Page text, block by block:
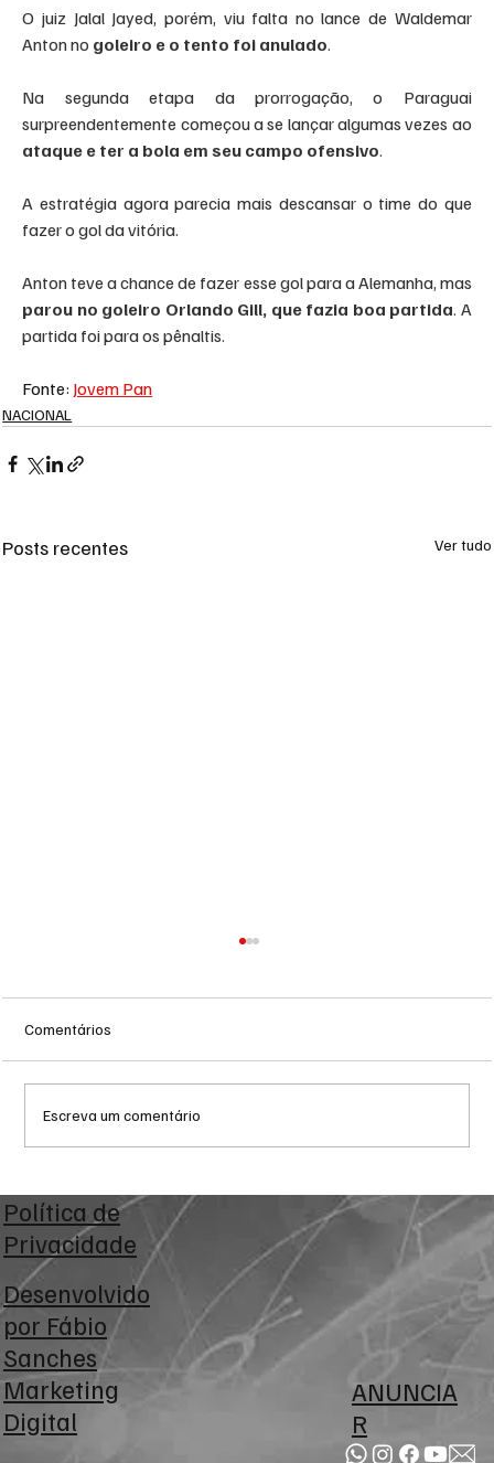
O juiz Jalal Jayed, porém, viu falta no lance de Waldemar
Anton no goleiro e o tento foi anulado.
Na segunda etapa da prorrogação, o Paraguai
surpreendentemente começou a se lançar algumas vezes ao
ataque e ter a bola em seu campo ofensivo.
A estratégia agora parecia mais descansar o time do que
fazer o gol da vitória.
Anton teve a chance de fazer esse gol para a Alemanha, mas
parou no goleiro Orlando Gill, que fazia boa partida. A
partida foi para os pênaltis.
Fonte: Jovem Pan
NACIONAL
Posts recentes Ver tudo
Corinthians aproveita falha de Volpi, vence
o Bragantino por 2 a 0 e sobe na tabela do
Brasileirão
Comentários
Escreva um comentário
Política de
Privacidade
Desenvolvido
por Fábio
Sanches
Marketing
Digital
ANUNCIA
R